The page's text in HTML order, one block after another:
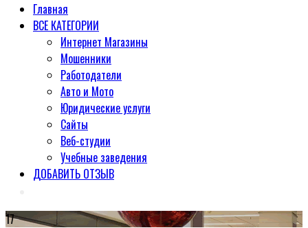
Главная
ВСЕ КАТЕГОРИИ
Интернет Магазины
Мошенники
Работодатели
Авто и Мото
Юридические услуги
Сайты
Веб-студии
Учебные заведения
ДОБАВИТЬ ОТЗЫВ
17